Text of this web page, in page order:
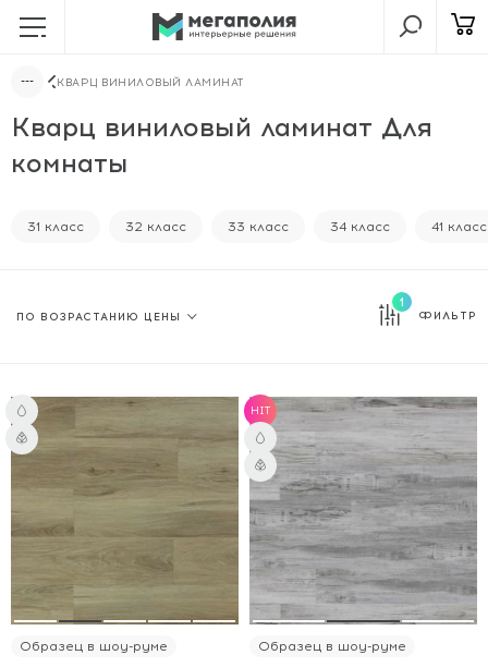
КВАРЦ ВИНИЛОВЫЙ ЛАМИНАТ
Кварц виниловый ламинат Для
комнаты
31 класс 32 класс 33 класс 34 класс 41 класс
1
ФИЛЬТР
Образец в шоу-руме
HIT
Образец в шоу-руме